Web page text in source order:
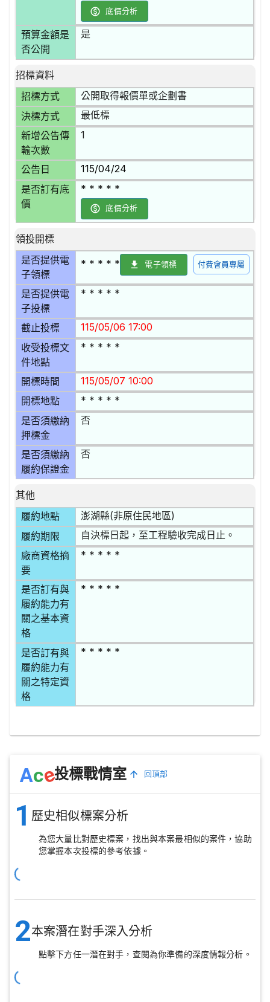
底價分析
預算金額是
否公開
是
招標資料
招標方式
公開取得報價單或企劃書
決標方式 最低標
新增公告傳
輸次數
1
公告日 115/04/24
是否訂有底
價
* * * * *
底價分析
領投開標
是否提供電
子領標
* * * * * 電子領標 付費會員專屬
是否提供電
子投標
* * * * *
截止投標 115/05/06 17:00
收受投標文
件地點
* * * * *
開標時間 115/05/07 10:00
開標地點 * * * * *
是否須繳納
押標金
否
是否須繳納
履約保證金
否
其他
履約地點
澎湖縣(非原住民地區)
履約期限 自決標日起，至工程驗收完成日止。
廠商資格摘
要
* * * * *
是否訂有與
履約能力有
關之基本資
格
* * * * *
是否訂有與
履約能力有
關之特定資
格
* * * * *
Ace投標戰情室 回頂部
1 歷史相似標案分析
為您大量比對歷史標案，找出與本案最相似的案件，協助
您掌握本次投標的參考依據。
2本案潛在對手深入分析
點擊下方任一潛在對手，查閱為你準備的深度情報分析。